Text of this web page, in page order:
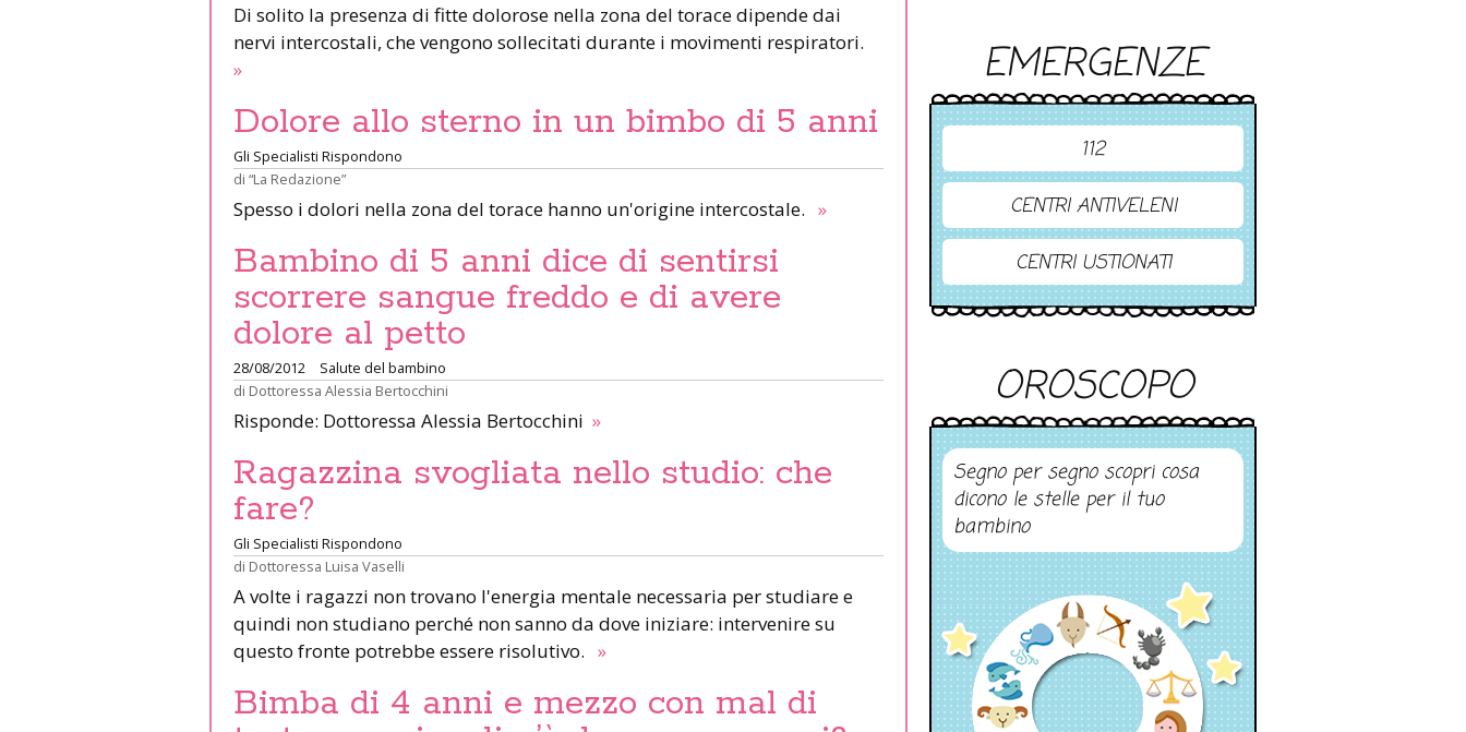
Di solito la presenza di fitte dolorose nella zona del torace dipende dai
nervi intercostali, che vengono sollecitati durante i movimenti respiratori.
»
Dolore allo sterno in un bimbo di 5 anni
Gli Specialisti Rispondono
di “La Redazione”
Spesso i dolori nella zona del torace hanno un'origine intercostale. »
Bambino di 5 anni dice di sentirsi
scorrere sangue freddo e di avere
dolore al petto
28/08/2012
Salute del bambino
di Dottoressa Alessia Bertocchini
Risponde: Dottoressa Alessia Bertocchini »
Ragazzina svogliata nello studio: che
fare?
Gli Specialisti Rispondono
di Dottoressa Luisa Vaselli
A volte i ragazzi non trovano l'energia mentale necessaria per studiare e
quindi non studiano perché non sanno da dove iniziare: intervenire su
questo fronte potrebbe essere risolutivo. »
Bimba di 4 anni e mezzo con mal di
EMERGENZE
112
CENTRI ANTIVELENI
CENTRI USTIONATI
OROSCOPO
Segno per segno scopri cosa
dicono le stelle per il tuo
bambino